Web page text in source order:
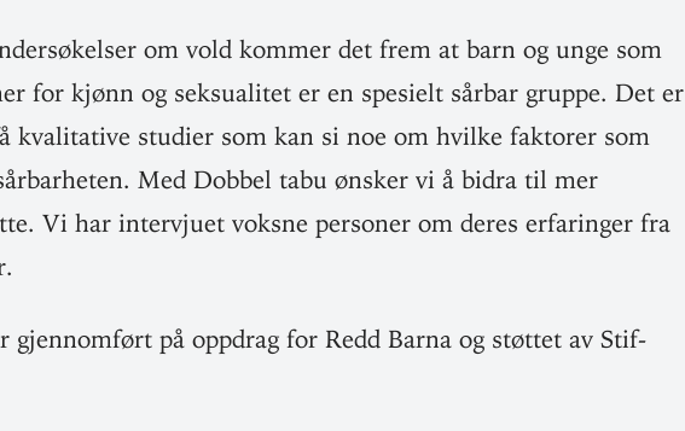
om vold kommer det frem at barn og unge som
for kjønn og sek­su­alitet er en spe­sielt sårbar gruppe. Det er
kva­li­tative studier som kan si noe om hvilke fak­torer som
Med Dobbel tabu ønsker vi å bidra til mer
Vi har inter­vjuet voksne per­soner om deres erfa­ringer fra
gjen­nomført på oppdrag for Redd Barna og støttet av Stif­